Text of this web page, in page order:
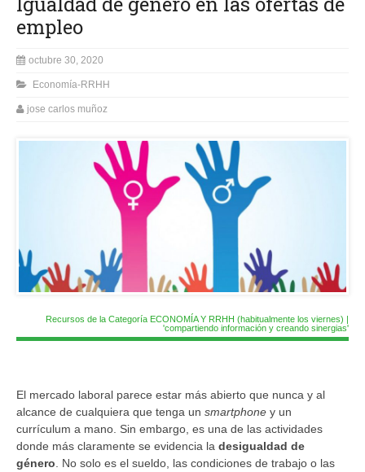
empleo
octubre 30, 2020
Economía-RRHH
jose carlos muñoz
Recursos de la Categoría ECONOMÍA Y RRHH (habitualmente los viernes) |
'compartiendo información y creando sinergias'
El mercado laboral parece estar más abierto que nunca y al
alcance de cualquiera que tenga un smartphone y un
currículum a mano. Sin embargo, es una de las actividades
donde más claramente se evidencia la desigualdad de
género . No solo es el sueldo, las condiciones de trabajo o las